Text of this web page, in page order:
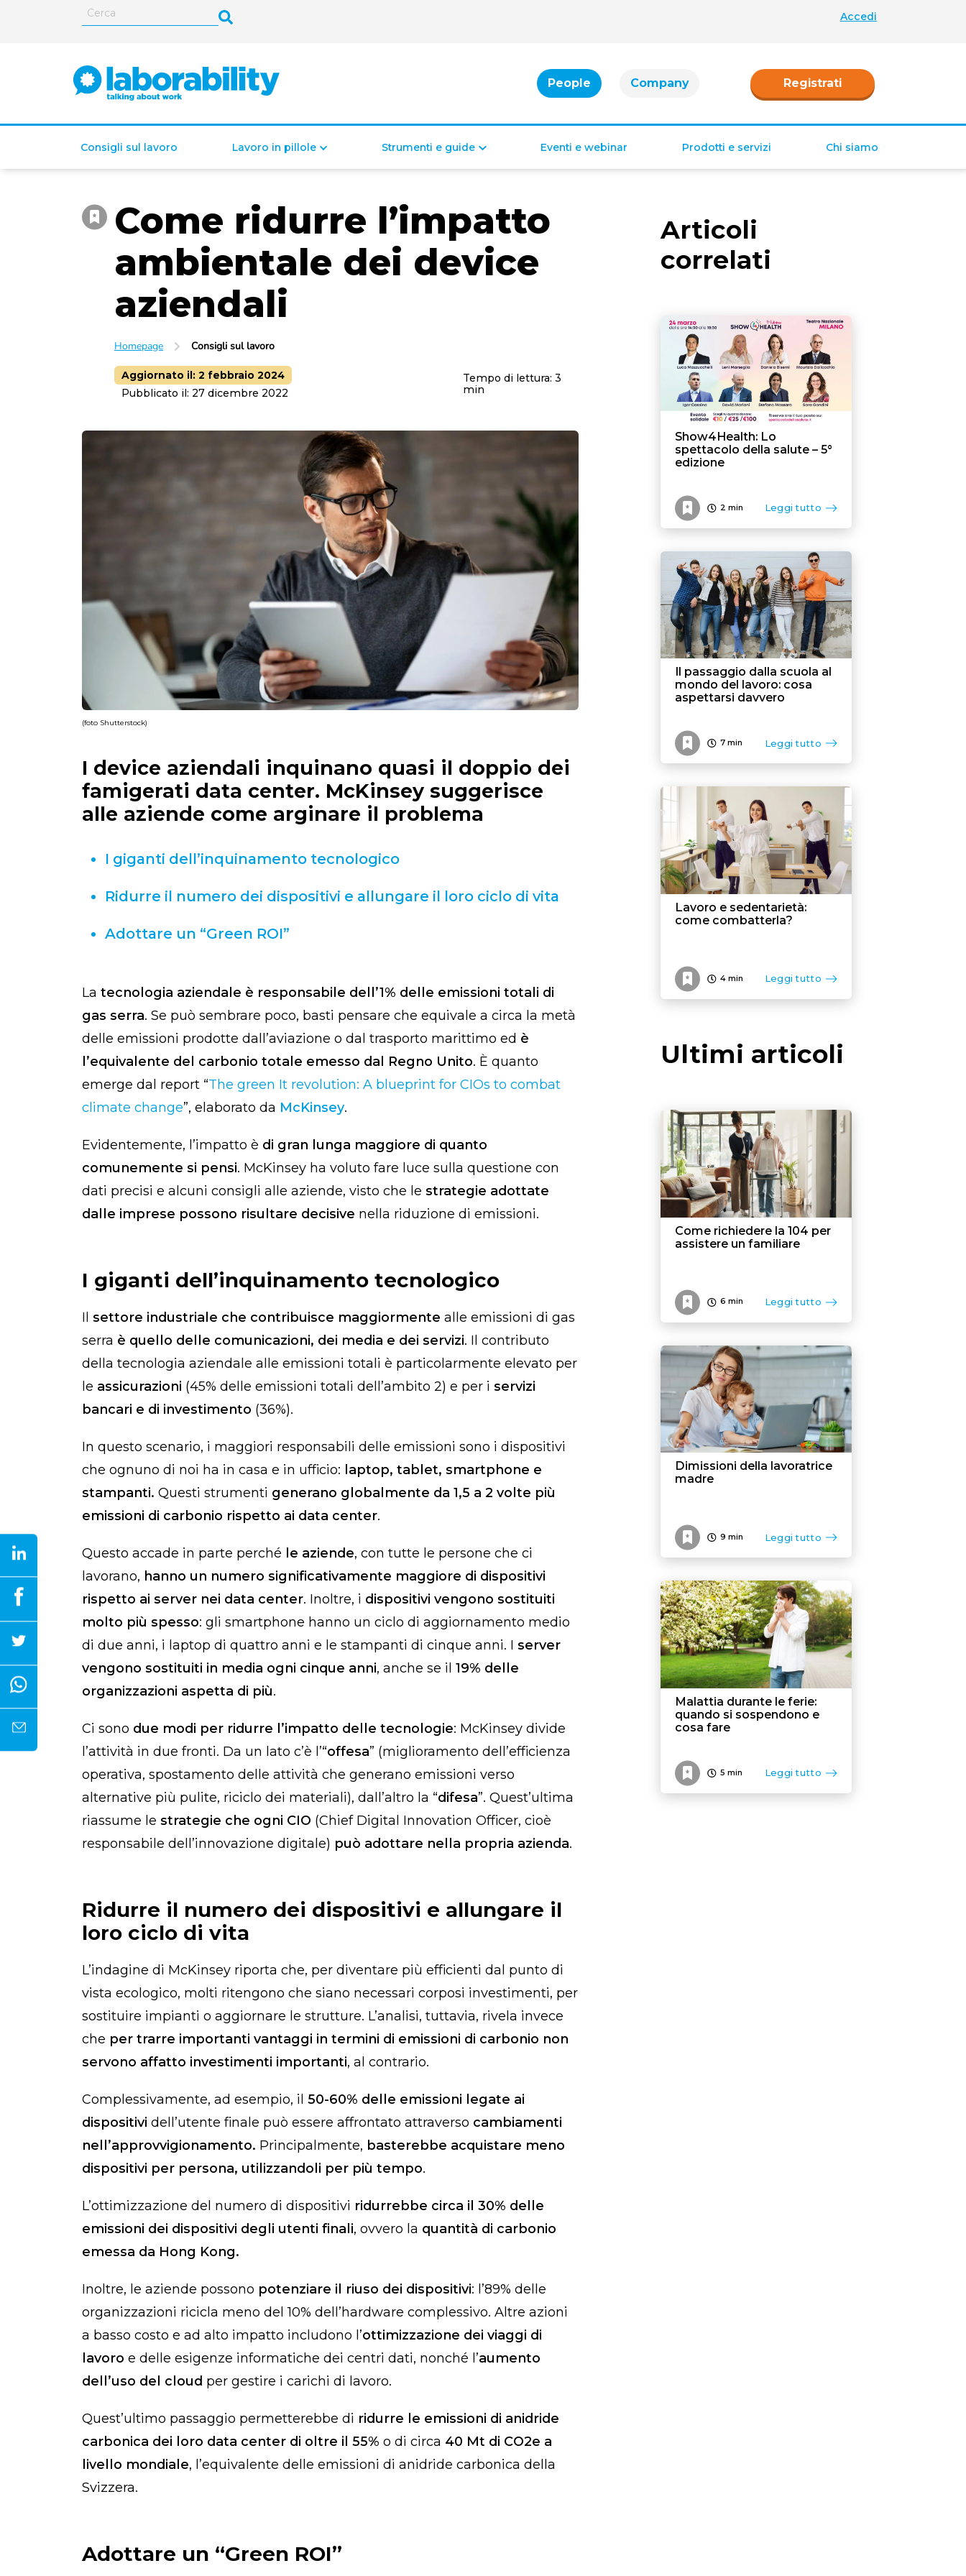
Accedi
People Company Registrati
Consigli sul lavoro Lavoro in pillole
ISEE (Indicatore della
Situazione Economica
Indennità di disoccupazione
Bonus per la casa
Bonus per il lavoro
Tredicesima e
TFR
Lavoro autonomo
Orario di lavoro
Luogo di lavoro
Licenziamento
Fringe benefit
Flexible benefit
Strumenti e guide Eventi e webinar Prodotti e servizi Chi siamo
Come ridurre l’impatto
ambientale dei device
aziendali
Homepage Consigli sul lavoro
Aggiornato il: 2 febbraio 2024
Pubblicato il: 27 dicembre 2022
Tempo di lettura: 3
min
(foto Shutterstock)
I device aziendali inquinano quasi il doppio dei
famigerati data center. McKinsey suggerisce
alle aziende come arginare il problema
I giganti dell’inquinamento tecnologico
Ridurre il numero dei dispositivi e allungare il loro ciclo di vita
Adottare un “Green ROI”
La tecnologia aziendale è responsabile dell’1% delle emissioni totali di
gas serra. Se può sembrare poco, basti pensare che equivale a circa la metà
delle emissioni prodotte dall’aviazione o dal trasporto marittimo ed è
l’equivalente del carbonio totale emesso dal Regno Unito. È quanto
emerge dal report “The green It revolution: A blueprint for CIOs to combat
climate change”, elaborato da McKinsey.
Evidentemente, l’impatto è di gran lunga maggiore di quanto
comunemente si pensi. McKinsey ha voluto fare luce sulla questione con
dati precisi e alcuni consigli alle aziende, visto che le strategie adottate
dalle imprese possono risultare decisive nella riduzione di emissioni.
I giganti dell’inquinamento tecnologico
Il settore industriale che contribuisce maggiormente alle emissioni di gas
serra è quello delle comunicazioni, dei media e dei servizi. Il contributo
della tecnologia aziendale alle emissioni totali è particolarmente elevato per
le assicurazioni (45% delle emissioni totali dell’ambito 2) e per i servizi
bancari e di investimento (36%).
In questo scenario, i maggiori responsabili delle emissioni sono i dispositivi
che ognuno di noi ha in casa e in ufficio: laptop, tablet, smartphone e
stampanti. Questi strumenti generano globalmente da 1,5 a 2 volte più
emissioni di carbonio rispetto ai data center.
Questo accade in parte perché le aziende, con tutte le persone che ci
lavorano, hanno un numero significativamente maggiore di dispositivi
rispetto ai server nei data center. Inoltre, i dispositivi vengono sostituiti
molto più spesso: gli smartphone hanno un ciclo di aggiornamento medio
di due anni, i laptop di quattro anni e le stampanti di cinque anni. I server
vengono sostituiti in media ogni cinque anni, anche se il 19% delle
organizzazioni aspetta di più.
Ci sono due modi per ridurre l’impatto delle tecnologie: McKinsey divide
l’attività in due fronti. Da un lato c’è l’“offesa” (miglioramento dell’efficienza
operativa, spostamento delle attività che generano emissioni verso
alternative più pulite, riciclo dei materiali), dall’altro la “difesa”. Quest’ultima
riassume le strategie che ogni CIO (Chief Digital Innovation Officer, cioè
responsabile dell’innovazione digitale) può adottare nella propria azienda.
Ridurre il numero dei dispositivi e allungare il
loro ciclo di vita
L’indagine di McKinsey riporta che, per diventare più efficienti dal punto di
vista ecologico, molti ritengono che siano necessari corposi investimenti, per
sostituire impianti o aggiornare le strutture. L’analisi, tuttavia, rivela invece
che per trarre importanti vantaggi in termini di emissioni di carbonio non
servono affatto investimenti importanti, al contrario.
Complessivamente, ad esempio, il 50-60% delle emissioni legate ai
dispositivi dell’utente finale può essere affrontato attraverso cambiamenti
nell’approvvigionamento. Principalmente, basterebbe acquistare meno
dispositivi per persona, utilizzandoli per più tempo.
L’ottimizzazione del numero di dispositivi ridurrebbe circa il 30% delle
emissioni dei dispositivi degli utenti finali, ovvero la quantità di carbonio
emessa da Hong Kong.
Inoltre, le aziende possono potenziare il riuso dei dispositivi: l’89% delle
organizzazioni ricicla meno del 10% dell’hardware complessivo. Altre azioni
a basso costo e ad alto impatto includono l’ottimizzazione dei viaggi di
lavoro e delle esigenze informatiche dei centri dati, nonché l’aumento
dell’uso del cloud per gestire i carichi di lavoro.
Quest’ultimo passaggio permetterebbe di ridurre le emissioni di anidride
carbonica dei loro data center di oltre il 55% o di circa 40 Mt di CO2e a
livello mondiale, l’equivalente delle emissioni di anidride carbonica della
Svizzera.
Adottare un “Green ROI”
Articoli
correlati
Show4Health: Lo
spettacolo della salute – 5°
edizione
2 min Leggi tutto
Il passaggio dalla scuola al
mondo del lavoro: cosa
aspettarsi davvero
7 min Leggi tutto
Lavoro e sedentarietà:
come combatterla?
4 min Leggi tutto
Ultimi articoli
Come richiedere la 104 per
assistere un familiare
6 min Leggi tutto
Dimissioni della lavoratrice
madre
9 min Leggi tutto
Malattia durante le ferie:
quando si sospendono e
cosa fare
5 min Leggi tutto